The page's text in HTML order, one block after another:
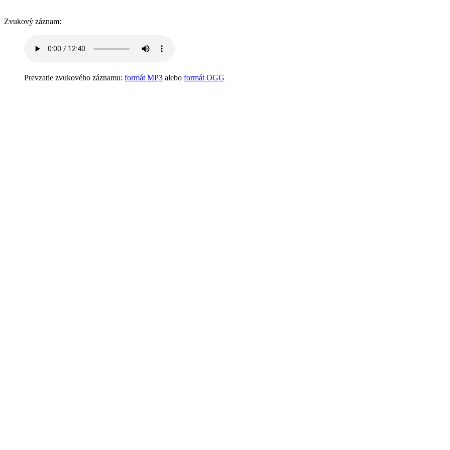
Zvukový záznam:
Prevzatie zvukového záznamu: formát MP3 alebo formát OGG